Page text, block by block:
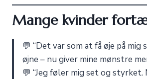
Mange kvinder
💬 “Det var som at få øje på mig
øjne – nu giver mine mønstre
💬 “Jeg føler mig set og